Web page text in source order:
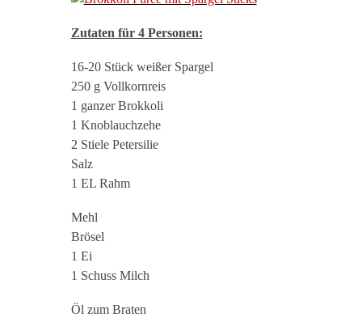
Zutaten für 4 Personen:
16-20 Stück weißer Spargel
250 g Vollkornreis
1 ganzer Brokkoli
1 Knoblauchzehe
2 Stiele Petersilie
Salz
1 EL Rahm
Mehl
Brösel
1 Ei
1 Schuss Milch
Öl zum Braten